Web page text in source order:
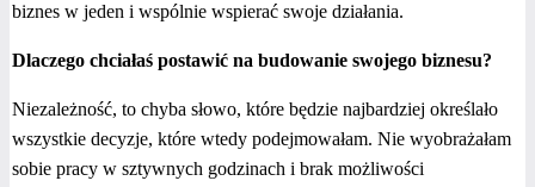
biznes w jeden i wspólnie wspierać swoje działania.
Dlaczego chciałaś postawić na budowanie swojego biznesu?
Niezależność, to chyba słowo, które będzie najbardziej określało
wszystkie decyzje, które wtedy podejmowałam. Nie wyobrażałam
sobie pracy w sztywnych godzinach i brak możliwości